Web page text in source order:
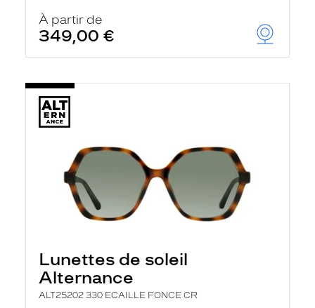
À partir de
349,00 €
Lunettes de soleil
Alternance
ALT25202 330 ECAILLE FONCE CR